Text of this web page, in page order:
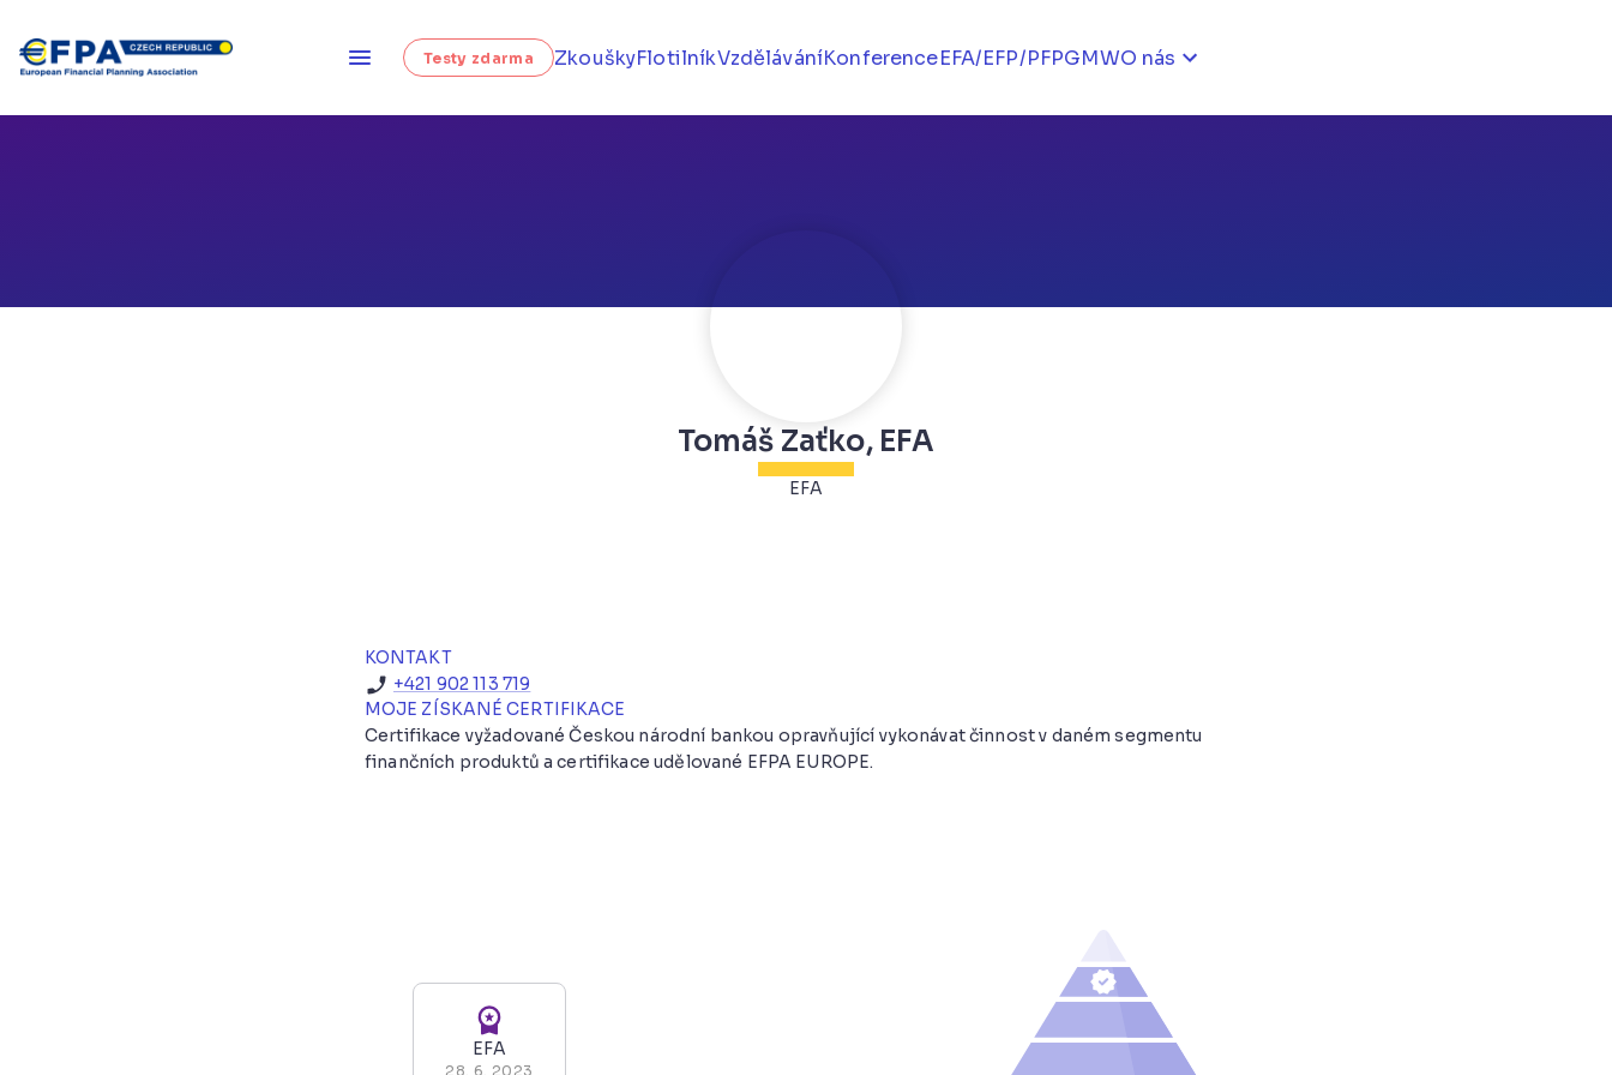
Testy zdarma ZkouškyFlotilníkVzděláváníKonferenceEFA/EFP/PFPGMWO nás
Tomáš Zaťko, EFA
EFA
KONTAKT
+421 902 113 719
MOJE ZÍSKANÉ CERTIFIKACE
Certifikace vyžadované Českou národní bankou opravňující vykonávat činnost v daném segmentu
finančních produktů a certifikace udělované EFPA EUROPE.
EFA
28. 6. 2023